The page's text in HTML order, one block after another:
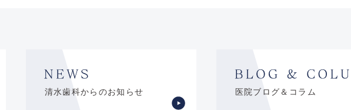
清水歯科からのお知らせ 医院ブログ＆コラム